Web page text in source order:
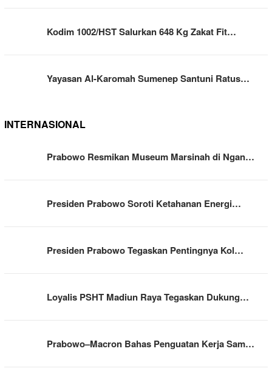
Kodim 1002/HST Salurkan 648 Kg Zakat Fit…
Yayasan Al-Karomah Sumenep Santuni Ratus…
INTERNASIONAL
Prabowo Resmikan Museum Marsinah di Ngan…
Presiden Prabowo Soroti Ketahanan Energi…
Presiden Prabowo Tegaskan Pentingnya Kol…
Loyalis PSHT Madiun Raya Tegaskan Dukung…
Prabowo–Macron Bahas Penguatan Kerja Sam…